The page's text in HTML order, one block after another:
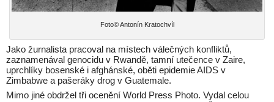
Foto© Antonín Kratochvíl
Jako žurnalista pracoval na místech válečných konfliktů,
zaznamenával genocidu v Rwandě, tamní utečence v Zaire,
uprchlíky bosenské i afghánské, oběti epidemie AIDS v
Zimbabwe a pašeráky drog v Guatemale.
Mimo jiné obdržel tři ocenění World Press Photo. Vydal celou